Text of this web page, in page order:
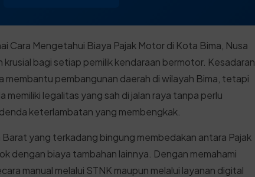
Cara Mengetahui Biaya Pajak Motor di Kota Bima, Nusa
krusial bagi setiap pemilik kendaraan bermotor. Kesadaran
membantu pembangunan daerah di wilayah Bima, tetapi
memiliki legalitas yang sah di jalan raya tanpa perlu
keterlambatan yang membengkak.
yang terkadang bingung membedakan antara Pajak
dengan biaya tambahan lainnya. Dengan memahami
manual melalui STNK maupun melalui layanan digital